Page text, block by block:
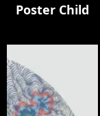
Poster Child